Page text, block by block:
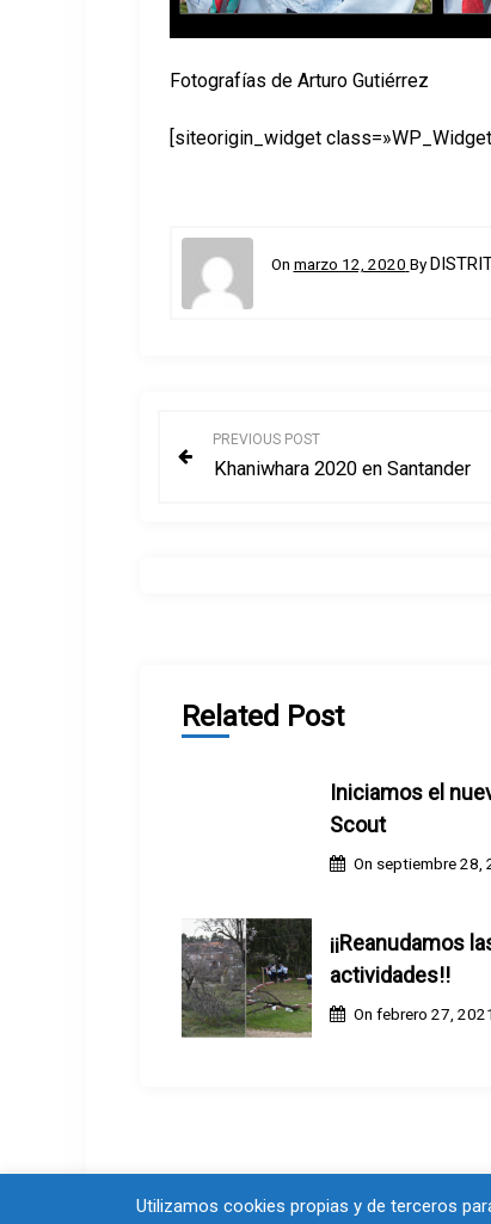
Fotografías de Arturo Gutiérrez
[siteorigin_widget
On marzo 12, 2020 By
t
PREVIOUS POST
Khaniwhara 2020 en Santander
Related Post
Iniciamos el
Scout
On septiembre 28,
¡¡Reanudamos
actividades!!
Onfebrero 27, 2021
Utilizamos cookies propias y de terceros